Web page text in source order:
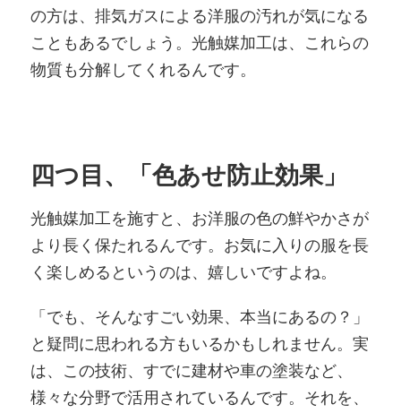
の方は、排気ガスによる洋服の汚れが気になる
こともあるでしょう。光触媒加工は、これらの
物質も分解してくれるんです。
四つ目、「色あせ防止効果」
光触媒加工を施すと、お洋服の色の鮮やかさが
より長く保たれるんです。お気に入りの服を長
く楽しめるというのは、嬉しいですよね。
「でも、そんなすごい効果、本当にあるの？」
と疑問に思われる方もいるかもしれません。実
は、この技術、すでに建材や車の塗装など、
様々な分野で活用されているんです。それを、